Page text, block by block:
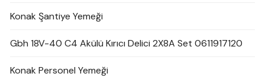
Konak Şantiye Yemeği
Gbh 18V-40 C4 Akülü Kırıcı Delici 2X8A Set 0611917120
Konak Personel Yemeği